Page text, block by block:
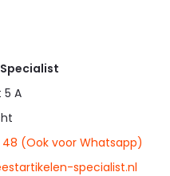
A
48 (Ook voor Whatsapp)
specialist.nl